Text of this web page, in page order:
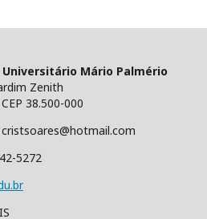
Universitário Mário Palmério
Zenith
38.500-000
cristsoares@hotmail.com
5272